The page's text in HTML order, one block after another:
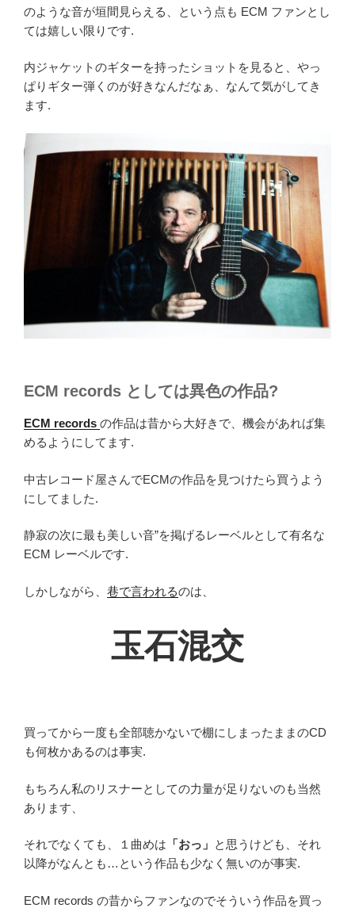
のような音が垣間見らえる、という点も ECM ファンとし
ては嬉しい限りです.
内ジャケットのギターを持ったショットを見ると、やっ
ぱりギター弾くのが好きなんだなぁ、なんて気がしてき
ます.
ECM records としては異色の作品?
ECM records の作品は昔から大好きで、機会があれば集
めるようにしてます.
中古レコード屋さんでECMの作品を見つけたら買うよう
にしてました.
静寂の次に最も美しい音”を掲げるレーベルとして有名な
ECM レーベルです.
しかしながら、 巷で言われるのは、
玉石混交
買ってから一度も全部聴かないで棚にしまったままのCD
も何枚かあるのは事実.
もちろん私のリスナーとしての力量が足りないのも当然
あります、
それでなくても、１曲めは 「おっ」 と思うけども、それ
以降がなんとも…という作品も少なく無いのが事実.
ECM records の昔からファンなのでそういう作品を買っ